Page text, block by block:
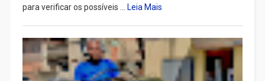
para verificar os possíveis ...
Leia Mais